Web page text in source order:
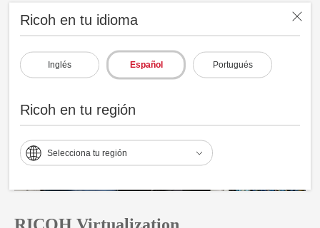
Ricoh en tu idioma
Inglés Español Portugués
Ricoh en tu región
Selecciona tu región